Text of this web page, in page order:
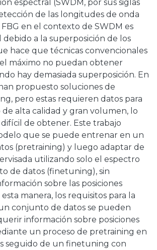
espectral (SWDM, por sus siglas
de las longitudes de onda
FBG en el contexto de SWDM es
a la superposición de los
hace que técnicas convencionales
máximo no puedan obtener
hay demasiada superposición. En
propuesto soluciones de
pero estas requieren datos para
alta calidad y gran volumen, lo
de obtener. Este trabajo
que se puede entrenar en un
(pretraining) y luego adaptar de
utilizando solo el espectro
de datos (finetuning), sin
sobre las posiciones
manera, los requisitos para la
conjunto de datos se pueden
información sobre posiciones
un proceso de pretraining en
seguido de un finetuning con